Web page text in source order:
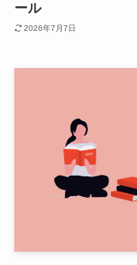
ール
2026年7月7日